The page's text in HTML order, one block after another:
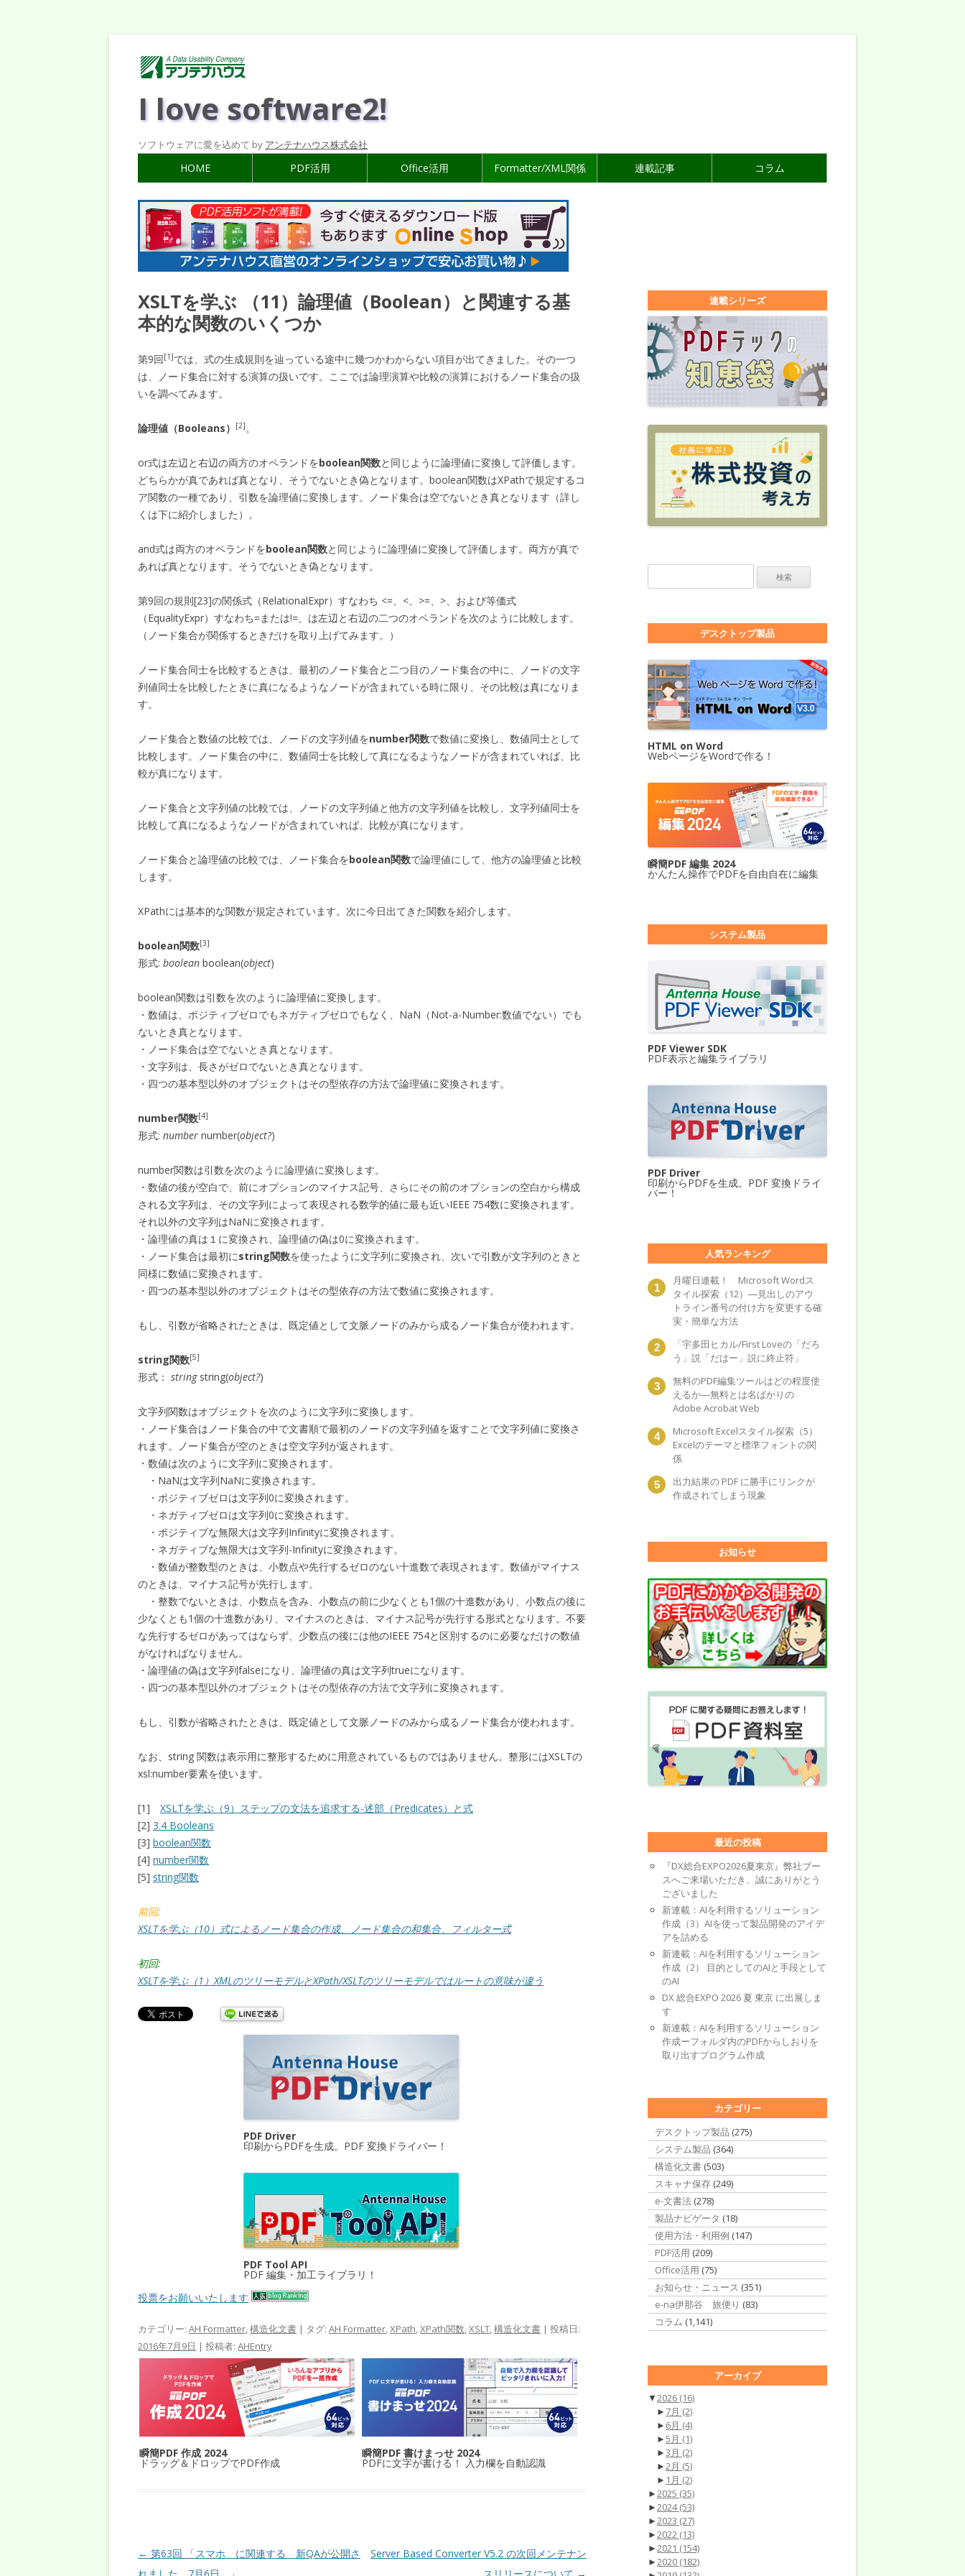
I love software2!
ソフトウェアに愛を込めて by アンテナハウス株式会社
HOME PDF活用 Office活用 Formatter/XML関係 連載記事 コラム
XSLTを学ぶ （11）論理値（Boolean）と関連する基
本的な関数のいくつか
第9回[1]では、式の生成規則を辿っている途中に幾つかわからない項目が出てきました。その一つ
は、ノード集合に対する演算の扱いです。ここでは論理演算や比較の演算におけるノード集合の扱
いを調べてみます。
論理値（Booleans） [2]。
or式は左辺と右辺の両方のオペランドをboolean関数と同じように論理値に変換して評価します。
どちらかが真であれば真となり、そうでないとき偽となります。boolean関数はXPathで規定するコ
ア関数の一種であり、引数を論理値に変換します。ノード集合は空でないとき真となります（詳し
くは下に紹介しました）。
and式は両方のオペランドをboolean関数と同じように論理値に変換して評価します。両方が真で
あれば真となります。そうでないとき偽となります。
第9回の規則[23]の関係式（RelationalExpr）すなわち <=、<、>=、>、および等価式
（EqualityExpr）すなわち=または!=、は左辺と右辺の二つのオペランドを次のように比較します。
（ノード集合が関係するときだけを取り上げてみます。）
ノード集合同士を比較するときは、最初のノード集合と二つ目のノード集合の中に、ノードの文字
列値同士を比較したときに真になるようなノードが含まれている時に限り、その比較は真になりま
す。
ノード集合と数値の比較では、ノードの文字列値をnumber関数で数値に変換し、数値同士として
比較します。ノード集合の中に、数値同士を比較して真になるようなノードが含まれていれば、比
較が真になります。
ノード集合と文字列値の比較では、ノードの文字列値と他方の文字列値を比較し、文字列値同士を
比較して真になるようなノードが含まれていれば、比較が真になります。
ノード集合と論理値の比較では、ノード集合をboolean関数で論理値にして、他方の論理値と比較
します。
XPathには基本的な関数が規定されています。次に今日出てきた関数を紹介します。
boolean関数[3]
形式: boolean boolean(object)
boolean関数は引数を次のように論理値に変換します。
・数値は、ポジティブゼロでもネガティブゼロでもなく、NaN（Not-a-Number:数値でない）でも
ないとき真となります。
・ノード集合は空でないとき真となります。
・文字列は、長さがゼロでないとき真となります。
・四つの基本型以外のオブジェクトはその型依存の方法で論理値に変換されます。
number関数[4]
形式: number number(object?)
number関数は引数を次のように論理値に変換します。
・数値の後が空白で、前にオプションのマイナス記号、さらにその前のオプションの空白から構成
される文字列は、その文字列によって表現される数学的値に最も近いIEEE 754数に変換されます。
それ以外の文字列はNaNに変換されます。
・論理値の真は１に変換され、論理値の偽は0に変換されます。
・ノード集合は最初にstring関数を使ったように文字列に変換され、次いで引数が文字列のときと
同様に数値に変換されます。
・四つの基本型以外のオブジェクトはその型依存の方法で数値に変換されます。
もし、引数が省略されたときは、既定値として文脈ノードのみから成るノード集合が使われます。
string関数[5]
形式： stringstring(object?)
文字列関数はオブジェクトを次のように文字列に変換します。
・ノード集合はノード集合の中で文書順で最初のノードの文字列値を返すことで文字列値に変換さ
れます。ノード集合が空のときは空文字列が返されます。
・数値は次のように文字列に変換されます。
・NaNは文字列NaNに変換されます。
・ポジティブゼロは文字列0に変換されます。
・ネガティブゼロは文字列0に変換されます。
・ポジティブな無限大は文字列Infinityに変換されます。
・ネガティブな無限大は文字列-Infinityに変換されます。
・数値が整数型のときは、小数点や先行するゼロのない十進数で表現されます。数値がマイナス
のときは、マイナス記号が先行します。
・整数でないときは、小数点を含み、小数点の前に少なくとも1個の十進数があり、小数点の後に
少なくとも1個の十進数があり、マイナスのときは、マイナス記号が先行する形式となります。不要
な先行するゼロがあってはならず、少数点の後には他のIEEE 754と区別するのに必要なだけの数値
がなければなりません。
・論理値の偽は文字列falseになり、論理値の真は文字列trueになります。
・四つの基本型以外のオブジェクトはその型依存の方法で文字列に変換されます。
もし、引数が省略されたときは、既定値として文脈ノードのみから成るノード集合が使われます。
なお、string 関数は表示用に整形するために用意されているものではありません。整形にはXSLTの
xsl:number要素を使います。
[1] XSLTを学ぶ（9）ステップの文法を追求する-述部（Predicates）と式
[2] 3.4 Booleans
[3] boolean関数
[4] number関数
[5] string関数
前回:
XSLTを学ぶ（10）式によるノード集合の作成、ノード集合の和集合、フィルター式
初回:
XSLTを学ぶ（1）XMLのツリーモデルとXPath/XSLTのツリーモデルではルートの意味が違う
PDF Driver
印刷からPDFを生成。PDF 変換ドライバー！
PDF Tool API
PDF 編集・加工ライブラリ！
投票をお願いいたします
カテゴリー: AH Formatter,構造化文書 | タグ: AH Formatter,XPath,XPath関数,XSLT,構造化文書 | 投稿日:
2016年7月9日 | 投稿者: AHEntry
瞬簡PDF 作成 2024
ドラッグ＆ドロップでPDF作成
瞬簡PDF 書けまっせ 2024
PDFに文字が書ける！ 入力欄を自動認識
投稿ナビゲーション
← 第63回 「スマホ に関連する 新QAが公開さ
Server Based Converter V5.2 の次回メンテナン
連載シリーズ
デスクトップ製品
HTML on Word
WebページをWordで作る！
瞬簡PDF 編集 2024
かんたん操作でPDFを自由自在に編集
システム製品
PDF Viewer SDK
PDF表示と編集ライブラリ
PDF Driver
印刷からPDFを生成。PDF 変換ドライ
バー！
人気ランキング
月曜日連載！ Microsoft Wordス
タイル探索（12）―見出しのアウ
トライン番号の付け方を変更する確
実・簡単な方法
「宇多田ヒカル/First Loveの「だろ
う」説「だはー」説に終止符」
無料のPDF編集ツールはどの程度使
えるか―無料とは名ばかりの
Adobe Acrobat Web
Microsoft Excelスタイル探索（5）
Excelのテーマと標準フォントの関
係
出力結果の PDF に勝手にリンクが
作成されてしまう現象
お知らせ
最近の投稿
『DX総合EXPO2026夏東京』弊社ブー
スへご来場いただき、誠にありがとう
ございました
新連載：AIを利用するソリューション
作成（3）AIを使って製品開発のアイデ
アを詰める
新連載：AIを利用するソリューション
作成（2） 目的としてのAIと手段として
のAI
DX 総合EXPO 2026 夏 東京 に出展しま
す
新連載：AIを利用するソリューション
作成ーフォルダ内のPDFからしおりを
取り出すプログラム作成
カテゴリー
デスクトップ製品 (275)
システム製品 (364)
構造化文書 (503)
スキャナ保存 (249)
e-文書法 (278)
製品ナビゲータ (18)
使用方法・利用例 (147)
PDF活用 (209)
Office活用 (75)
お知らせ・ニュース (351)
e-na伊那谷 旅便り (83)
コラム (1,141)
アーカイブ
▼2026 (16)
► 7月 (2)
► 6月 (4)
►5月 (1)
►3月 (2)
►2月 (5)
► 1月 (2)
►2025 (35)
►2024(53)
►2023 (27)
►2022 (13)
►2021 (154)
►2020 (182)